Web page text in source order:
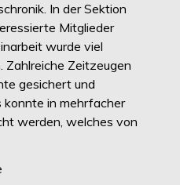
In der Sektion
Mitglieder
wurde viel
Zahlreiche Zeitzeugen
gesichert und
konnte in mehrfacher
werden, welches von